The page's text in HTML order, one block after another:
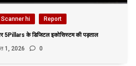
Scanner hi Report
5Pillars के डिजिटल इकोसिस्टम की पड़ताल
1, 2026 0